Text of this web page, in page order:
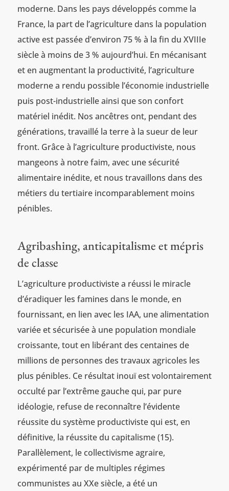
moderne. Dans les pays développés comme la
France, la part de l’agriculture dans la population
active est passée d’environ 75 % à la fin du XVIIIe
siècle à moins de 3 % aujourd’hui. En mécanisant
et en augmentant la productivité, l’agriculture
moderne a rendu possible l’économie industrielle
puis post-industrielle ainsi que son confort
matériel inédit. Nos ancêtres ont, pendant des
générations, travaillé la terre à la sueur de leur
front. Grâce à l’agriculture productiviste, nous
mangeons à notre faim, avec une sécurité
alimentaire inédite, et nous travaillons dans des
métiers du tertiaire incomparablement moins
pénibles.
Agribashing, anticapitalisme et mépris
de classe
L’agriculture productiviste a réussi le miracle
d’éradiquer les famines dans le monde, en
fournissant, en lien avec les IAA, une alimentation
variée et sécurisée à une population mondiale
croissante, tout en libérant des centaines de
millions de personnes des travaux agricoles les
plus pénibles. Ce résultat inouï est volontairement
occulté par l’extrême gauche qui, par pure
idéologie, refuse de reconnaître l’évidente
réussite du système productiviste qui est, en
définitive, la réussite du capitalisme (15).
Parallèlement, le collectivisme agraire,
expérimenté par de multiples régimes
communistes au XXe siècle, a été un